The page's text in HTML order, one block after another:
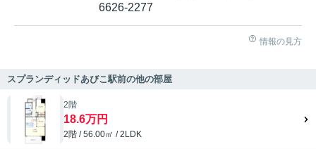
6626-2277
情報の見方
スプランディッドあびこ駅前の他の部屋
2階
18.6万円
2階 / 56.00㎡ / 2LDK